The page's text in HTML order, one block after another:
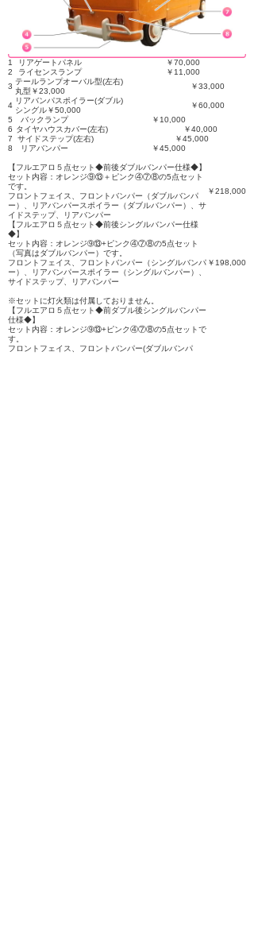
1 リアゲートパネル
￥70,000
2
ライセンスランプ
￥11,000
3
テールランプオーバル型(左右)
丸型￥23,000
￥33,000
4
リアバンパスポイラー(ダブル)
シングル￥50,000
￥60,000
5
バックランプ
￥10,000
6 タイヤハウスカバー(左右)
￥40,000
7
サイドステップ(左右)
￥45,000
8
リアバンパー ￥45,000
【フルエアロ５点セット◆前後ダブルバンパー仕様◆】
セット内容：オレンジ⑨⑬＋ピンク④⑦⑧の5点セット
です。
フロントフェイス、フロントバンパー（ダブルバンパ
ー）、リアバンパースポイラー（ダブルバンパー）、サ
イドステップ、リアバンパー
￥218,000
【フルエアロ５点セット◆前後シングルバンパー仕様
◆】
セット内容：オレンジ➈⑬+ピンク④⑦⑧の5点セット
（写真はダブルバンパー）です。
フロントフェイス、フロントバンパー（シングルバンパ
ー）、リアバンパースポイラー（シングルバンパー）、
サイドステップ、リアバンパー
※セットに灯火類は付属しておりません。
￥198,000
【フルエアロ５点セット◆前ダブル後シングルバンパー
仕様◆】
セット内容：オレンジ➈⑬+ピンク④⑦⑧の5点セットで
す。
フロントフェイス、フロントバンパー(ダブルバンパ